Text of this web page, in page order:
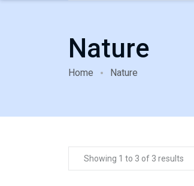
Nature
Home Nature
Showing 1 to 3 of 3 results